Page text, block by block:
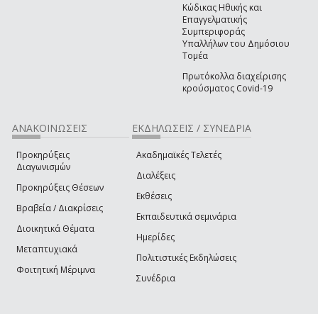
Κώδικας Ηθικής και
Επαγγελματικής
Συμπεριφοράς
Υπαλλήλων του Δημόσιου
Τομέα
Πρωτόκολλα διαχείρισης
κρούσματος Covid-19
ΑΝΑΚΟΙΝΩΣΕΙΣ
Προκηρύξεις
Διαγωνισμών
Προκηρύξεις Θέσεων
Βραβεία / Διακρίσεις
Διοικητικά Θέματα
Μεταπτυχιακά
Φοιτητική Μέριμνα
ΕΚΔΗΛΩΣΕΙΣ / ΣΥΝΕΔΡΙΑ
Ακαδημαϊκές Τελετές
Διαλέξεις
Εκθέσεις
Εκπαιδευτικά σεμινάρια
Ημερίδες
Πολιτιστικές Εκδηλώσεις
Συνέδρια